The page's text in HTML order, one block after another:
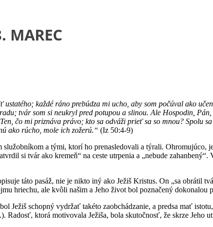
MAREC
ustatého; každé ráno prebúdza mi ucho, aby som počúval ako
tvár som si neukryl pred potupou a slinou. Ale Hospodin,
čo mi priznáva právo; kto sa odváži prieť sa so mnou? Spolu
ako rúcho, mole ich zožerú.“ (Iz 50:4-9)
a tými, ktorí ho prenasledovali a týrali. Ohromujúco,
si tvár ako kremeň“ na ceste utrpenia a „nebude
táto pasáž, nie je nikto iný ako Ježiš Kristus. On „sa obrátil
hriechu, ale kvôli našim a Jeho život bol poznačený dokonalou
Ježiš schopný vydržať takéto zaobchádzanie, a predsa mať
ktorá motivovala Ježiša, bola skutočnosť, že skrze Jeho